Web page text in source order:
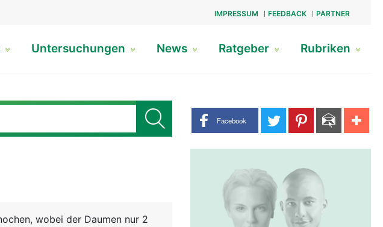
IMPRESSUM FEEDBACK PARTNER
Untersuchungen News Ratgeber Rubriken
Share buttons
Facebook
wobei der Daumen nur 2